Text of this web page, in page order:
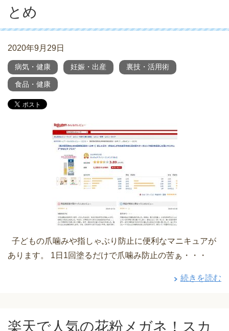
とめ
2020年9月29日
病気・健康 妊娠・出産 裏技・活用術
食品・健康
子どもの爪噛みや指しゃぶり防止に便利なマニキュアが
あります。 1日1回塗るだけで爪噛み防止の苦ぁ・・・
続きを読む
楽天で人気の花粉メガネ！スカ